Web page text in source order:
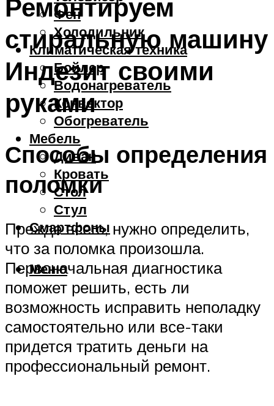
Фен
Холодильник
Климатическая техника
Бойлер
Водонагреватель
Конвектор
Обогреватель
Мебель
Диван
Кровать
Стол
Стул
Смартфоны
Меню
Ремонтируем
стиральную машину
Индезит своими
руками
Способы определения
поломки
Прежде всего, нужно определить,
что за поломка произошла.
Первоначальная диагностика
поможет решить, есть ли
возможность исправить неполадку
самостоятельно или все-таки
придется тратить деньги на
профессиональный ремонт.